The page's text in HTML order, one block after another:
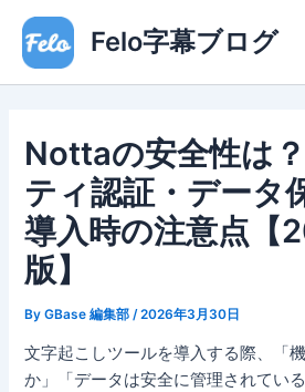
ス
Felo字幕ブログ
Nottaの安全性は
ティ認証・データ
導入時の注意点【
版】
ByGBase 編集部/2026年3月30日
文字起こしツールを導入する際、「
か」「データは安全に管理されてい